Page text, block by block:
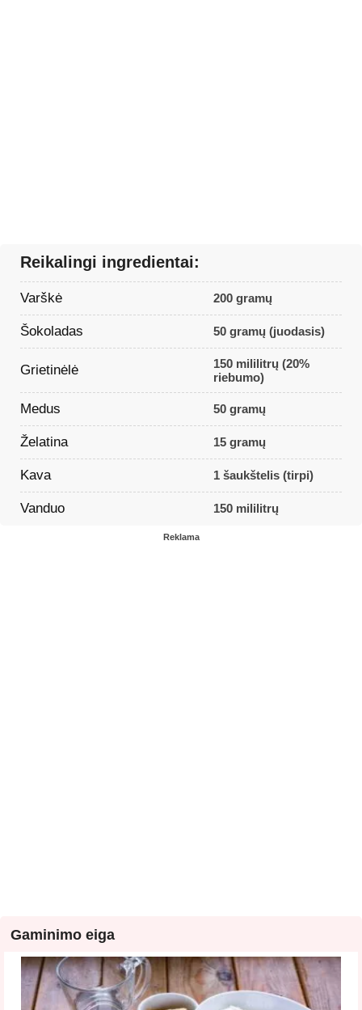
Reikalingi ingredientai:
Varškė 200 gramų
Šokoladas 50 gramų (juodasis)
Grietinėlė
150 mililitrų (20%
riebumo)
Medus 50 gramų
Želatina 15 gramų
Kava 1 šaukštelis (tirpi)
Vanduo 150 mililitrų
Reklama
Gaminimo eiga